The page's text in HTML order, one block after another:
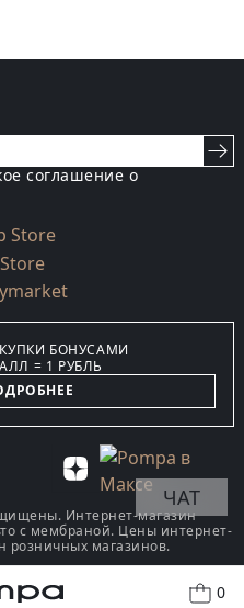
0
соглашение о
БОНУСАМИ
= 1 РУБЛЬ
Интернет-магазин
с мембраной. Цены интернет-
розничных магазинов.
ЧАТ